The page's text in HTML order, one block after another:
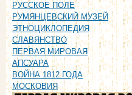
РУССКОЕ ПОЛЕ
РУМЯНЦЕВСКИЙ МУЗЕЙ
ЭТНОЦИКЛОПЕДИЯ
СЛАВЯНСТВО
ПЕРВАЯ МИРОВАЯ
АПСУАРА
ВОЙНА 1812 ГОДА
МОСКОВИЯ